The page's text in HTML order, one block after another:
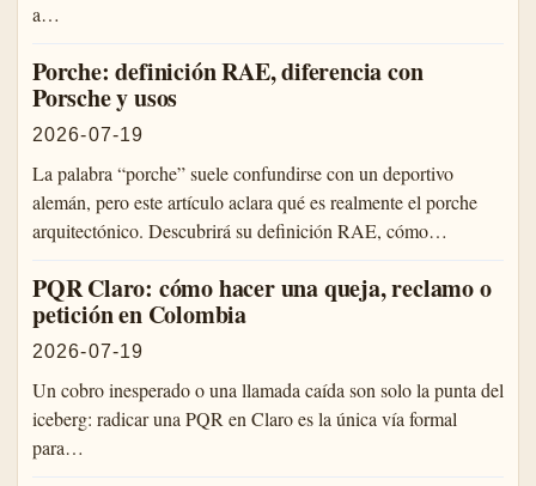
a…
Porche: definición RAE, diferencia con
Porsche y usos
2026-07-19
La palabra “porche” suele confundirse con un deportivo
alemán, pero este artículo aclara qué es realmente el porche
arquitectónico. Descubrirá su definición RAE, cómo…
PQR Claro: cómo hacer una queja, reclamo o
petición en Colombia
2026-07-19
Un cobro inesperado o una llamada caída son solo la punta del
iceberg: radicar una PQR en Claro es la única vía formal
para…